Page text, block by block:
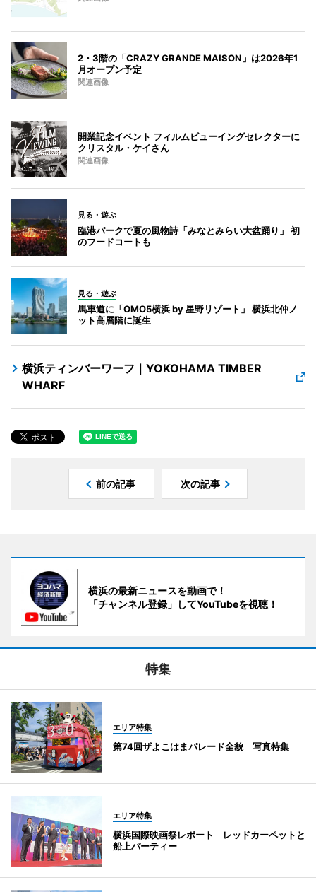
2・3階の「CRAZY GRANDE MAISON」は2026年1
月オープン予定
関連画像
開業記念イベント フィルムビューイングセレクターに
クリスタル・ケイさん
関連画像
見る・遊ぶ
臨港パークで夏の風物詩「みなとみらい大盆踊り」 初
のフードコートも
見る・遊ぶ
馬車道に「OMO5横浜 by 星野リゾート」 横浜北仲ノ
ット高層階に誕生
横浜ティンバーワーフ｜YOKOHAMA TIMBER
WHARF
前の記事 次の記事
横浜の最新ニュースを動画で！
「チャンネル登録」してYouTubeを視聴！
特集
エリア特集
第74回ザよこはまパレード全貌 写真特集
エリア特集
横浜国際映画祭レポート レッドカーペットと
船上パーティー